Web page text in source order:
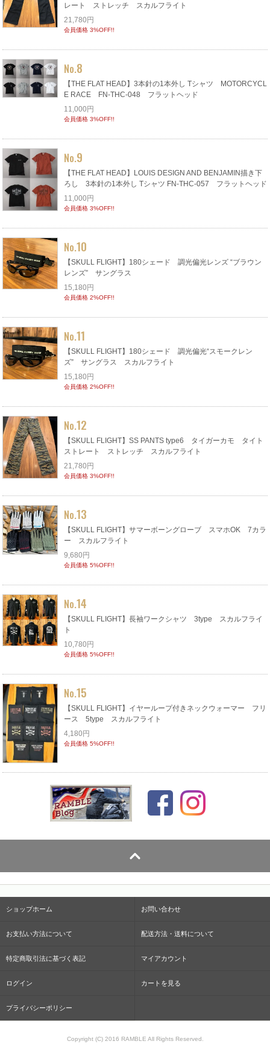
レート ストレッチ スカルフライト
21,780円
会員価格 3%OFF!!
No.8
【THE FLAT HEAD】3本針の1本外し Tシャツ MOTORCYCL
E RACE FN-THC-048 フラットヘッド
11,000円
会員価格 3%OFF!!
No.9
【THE FLAT HEAD】LOUIS DESIGN AND BENJAMIN描き下
ろし 3本針の1本外し Tシャツ FN-THC-057 フラットヘッド
11,000円
会員価格 3%OFF!!
No.10
【SKULL FLIGHT】180シェード 調光偏光レンズ “ブラウン
レンズ” サングラス
15,180円
会員価格 2%OFF!!
No.11
【SKULL FLIGHT】180シェード 調光偏光“スモークレン
ズ” サングラス スカルフライト
15,180円
会員価格 2%OFF!!
No.12
【SKULL FLIGHT】SS PANTS type6 タイガーカモ タイト
ストレート ストレッチ スカルフライト
21,780円
会員価格 3%OFF!!
No.13
【SKULL FLIGHT】サマーボーングローブ スマホOK 7カラ
ー スカルフライト
9,680円
会員価格 5%OFF!!
No.14
【SKULL FLIGHT】長袖ワークシャツ 3type スカルフライ
ト
10,780円
会員価格 5%OFF!!
No.15
【SKULL FLIGHT】イヤーループ付きネックウォーマー フリ
ース 5type スカルフライト
4,180円
会員価格 5%OFF!!
ショップホーム お問い合わせ
お支払い方法について 配送方法・送料について
特定商取引法に基づく表記 マイアカウント
ログイン カートを見る
プライバシーポリシー
Copyright (C) 2016 RAMBLE All Rights Reserved.